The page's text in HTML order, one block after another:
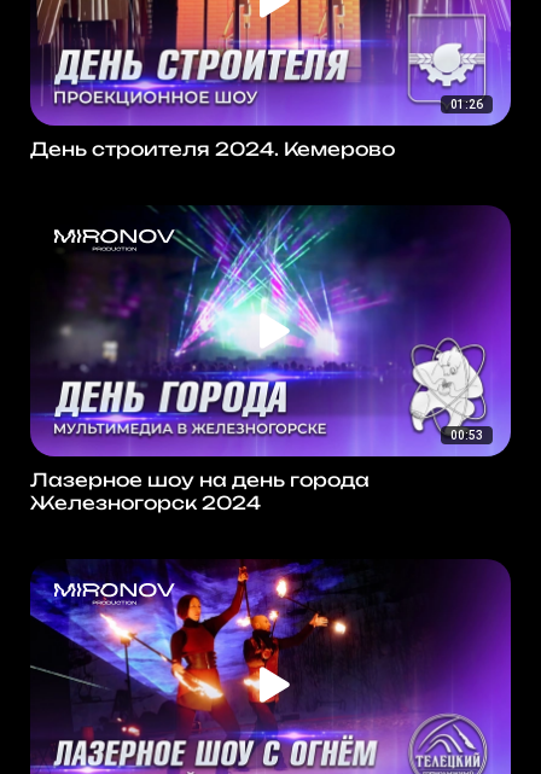
01:26
День строителя 2024. Кемерово
00:53
Лазерное шоу на день города
Железногорск 2024